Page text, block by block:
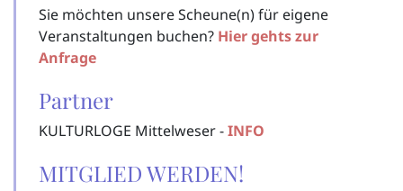
Sie möchten unsere Scheune(n) für eigene
Veranstaltungen buchen? Hier gehts zur
Anfrage
Partner
KULTURLOGE Mittelweser -INFO
MITGLIED WERDEN!